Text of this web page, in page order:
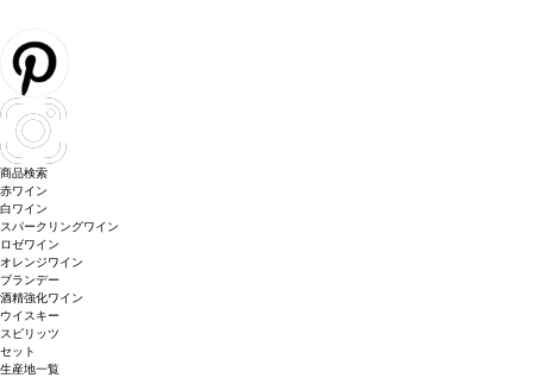
商品検索
赤ワイン
白ワイン
スパークリングワイン
ロゼワイン
オレンジワイン
ブランデー
酒精強化ワイン
ウイスキー
スピリッツ
セット
生産地一覧